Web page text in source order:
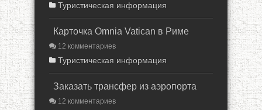
Туристическая информация
Карточка Omnia Vatican в Риме
12 комментариев
Туристическая информация
Заказать трансфер из аэропорта
12 комментариев